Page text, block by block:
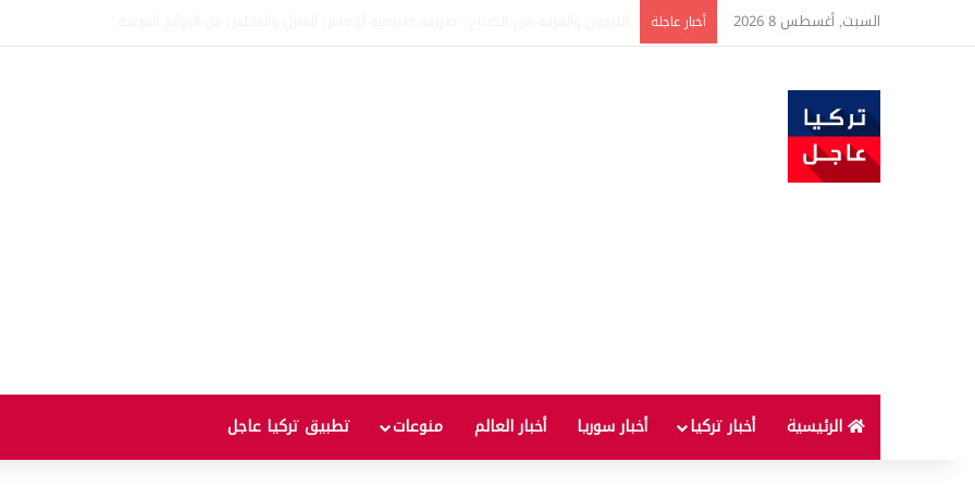
السبت, أغسطس 8 2026 أخبار عاجلة
الرئيسية أخبار تركيا أخبار سوريا أخبار العالم منوعات تطبيق تركيا عاجل